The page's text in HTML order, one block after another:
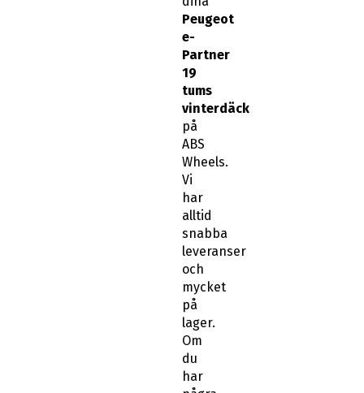
e-
Partner
19
tums
vinterdäck
på
ABS
Wheels.
Vi
har
alltid
snabba
leveranser
och
mycket
på
lager.
Om
du
har
några
frågor